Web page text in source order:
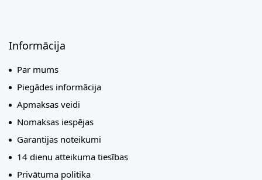
Informācija
Par mums
Piegādes informācija
Apmaksas veidi
Nomaksas iespējas
Garantijas noteikumi
14 dienu atteikuma tiesības
Privātuma politika